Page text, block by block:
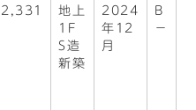
2,331
地上
1F
S造
新築
2024
年12
月
B
－